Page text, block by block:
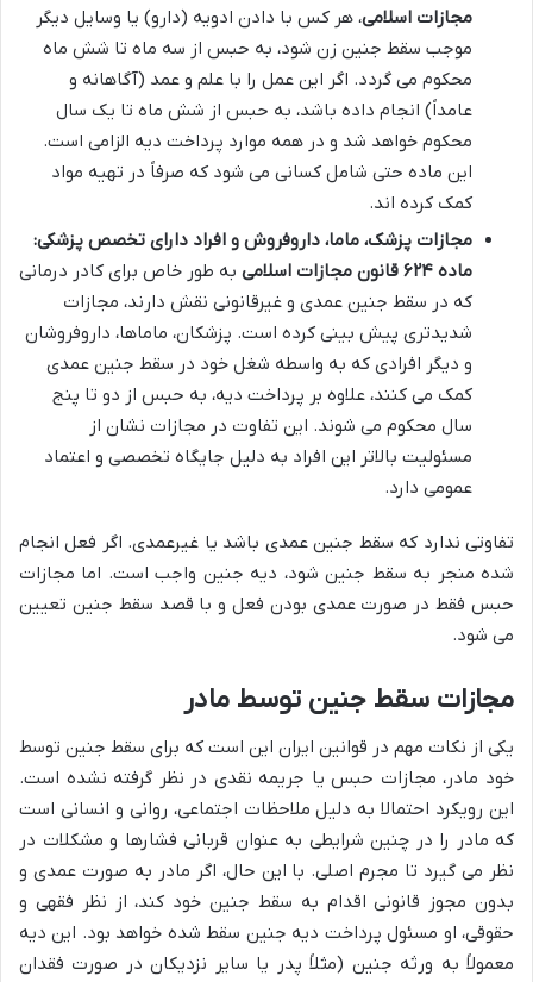
مجازات اسلامی، هر کس با دادن ادویه (دارو) یا وسایل دیگر
موجب سقط جنین زن شود، به حبس از سه ماه تا شش ماه
محکوم می گردد. اگر این عمل را با علم و عمد (آگاهانه و
عامداً) انجام داده باشد، به حبس از شش ماه تا یک سال
محکوم خواهد شد و در همه موارد پرداخت دیه الزامی است.
این ماده حتی شامل کسانی می شود که صرفاً در تهیه مواد
کمک کرده اند.
مجازات پزشک، ماما، داروفروش و افراد دارای تخصص پزشکی:
ماده ۶۲۴ قانون مجازات اسلامی
به طور خاص برای کادر درمانی
که در سقط جنین عمدی و غیرقانونی نقش دارند، مجازات
شدیدتری پیش بینی کرده است. پزشکان، ماماها، داروفروشان
و دیگر افرادی که به واسطه شغل خود در سقط جنین عمدی
کمک می کنند، علاوه بر پرداخت دیه، به حبس از دو تا پنج
سال محکوم می شوند. این تفاوت در مجازات نشان از
مسئولیت بالاتر این افراد به دلیل جایگاه تخصصی و اعتماد
عمومی دارد.
تفاوتی ندارد که سقط جنین عمدی باشد یا غیرعمدی. اگر فعل انجام
شده منجر به سقط جنین شود، دیه جنین واجب است. اما مجازات
حبس فقط در صورت عمدی بودن فعل و با قصد سقط جنین تعیین
می شود.
مجازات سقط جنین توسط مادر
یکی از نکات مهم در قوانین ایران این است که برای سقط جنین توسط
خود مادر، مجازات حبس یا جریمه نقدی در نظر گرفته نشده است.
این رویکرد احتمالا به دلیل ملاحظات اجتماعی، روانی و انسانی است
که مادر را در چنین شرایطی به عنوان قربانی فشارها و مشکلات در
نظر می گیرد تا مجرم اصلی. با این حال، اگر مادر به صورت عمدی و
بدون مجوز قانونی اقدام به سقط جنین خود کند، از نظر فقهی و
حقوقی، او مسئول پرداخت دیه جنین سقط شده خواهد بود. این دیه
معمولاً به ورثه جنین (مثلاً پدر یا سایر نزدیکان در صورت فقدان